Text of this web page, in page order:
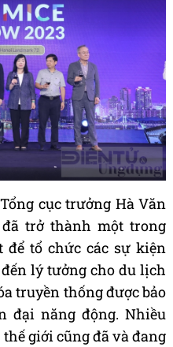
cục trưởng Hà Văn
đã trở thành một trong
tổ chức các sự kiện
lý tưởng cho du lịch
truyền thống được bảo
đại năng động. Nhiều
giới cũng đã và đang